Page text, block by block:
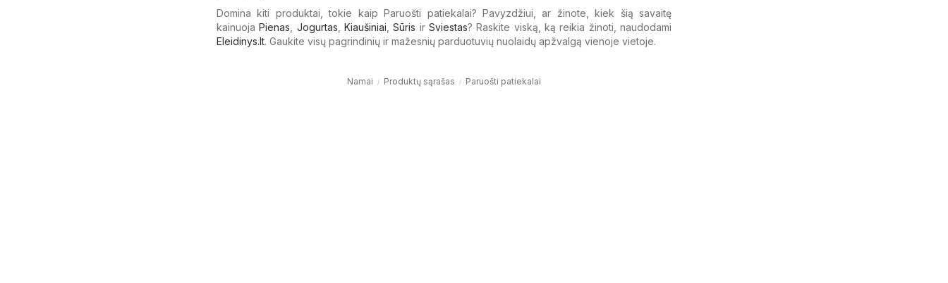
Domina kiti produktai, tokie kaip Paruošti patiekalai? Pavyzdžiui, ar žinote, kiek šią savaitę
kainuojaPienas Jogurtas ,Kiaušiniai ,Sūris irSviestas? Raskite viską, ką reikia žinoti, naudodami
Eleidinys.lt. Gaukite visų pagrindinių ir mažesnių parduotuvių nuolaidų apžvalgą vienoje vietoje.
Namai Produktų sąrašas Paruošti patiekalai